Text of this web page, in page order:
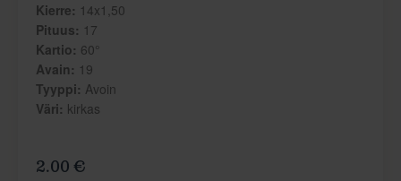
Kierre: 14x1,50
Pituus: 17
Kartio: 60°
Avain: 19
Tyyppi: Avoin
Väri: kirkas
2.00 €